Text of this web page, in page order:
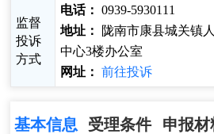
监督
投诉
方式
电话： 0939-5930111
地址：
陇南市康县城关镇
中心3楼办公室
网址： 前往投诉
基本信息 受理条件 申报材